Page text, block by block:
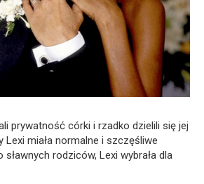
prywatność córki i rzadko dzielili się jej
Lexi miała normalne i szczęśliwe
rodziców, Lexi wybrała dla